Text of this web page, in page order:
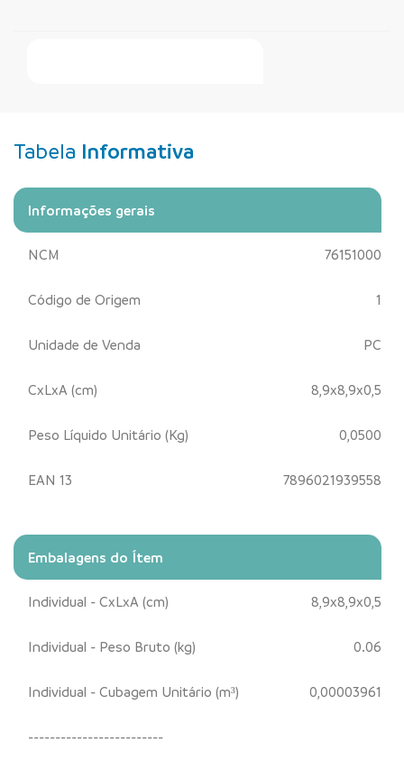
Tabela Informativa
Informações gerais
NCM 76151000
Código de Origem 1
Unidade de Venda PC
CxLxA (cm) 8,9x8,9x0,5
Peso Líquido Unitário (Kg) 0,0500
EAN 13 7896021939558
Embalagens do Ítem
Individual - CxLxA (cm) 8,9x8,9x0,5
Individual - Peso Bruto (kg) 0.06
Individual - Cubagem Unitário (m³) 0,00003961
-------------------------